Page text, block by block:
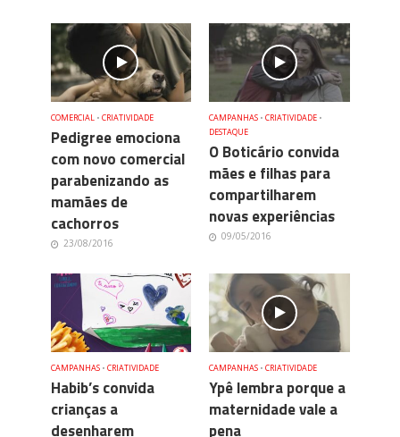
COMERCIAL • CRIATIVIDADE
Pedigree emociona
com novo comercial
parabenizando as
mamães de
cachorros
23/08/2016
CAMPANHAS • CRIATIVIDADE •
DESTAQUE
O Boticário convida
mães e filhas para
compartilharem
novas experiências
09/05/2016
CAMPANHAS • CRIATIVIDADE
Habib’s convida
crianças a
desenharem
CAMPANHAS • CRIATIVIDADE
Ypê lembra porque a
maternidade vale a
pena